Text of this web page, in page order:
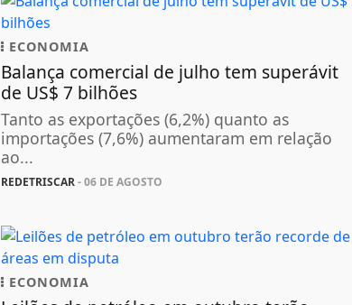
ECONOMIA
Balança comercial de julho tem superávit
de US$ 7 bilhões
Tanto as exportações (6,2%) quanto as
importações (7,6%) aumentaram em relação
ao...
REDETRISCAR- 06 DE AGOSTO
ECONOMIA